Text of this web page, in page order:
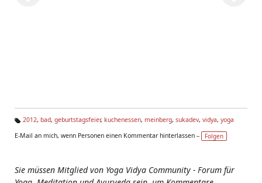
g
2012, bad, geburtstagsfeier, kuchenessen, meinberg, sukadev, vidya, yoga
E-Mail an mich, wenn Personen einen Kommentar hinterlassen –
Folgen
Sie müssen Mitglied von Yoga Vidya Community - Forum für